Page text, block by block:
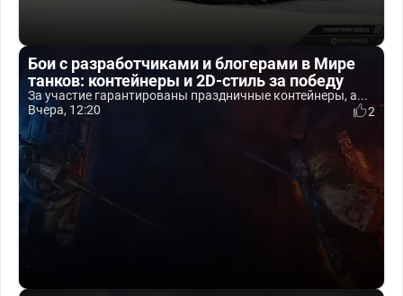
Бои с разработчиками и блогерами в Мире
танков: контейнеры и 2D-стиль за победу
За участие гарантированы праздничные контейнеры, а...
Вчера, 12:20
2